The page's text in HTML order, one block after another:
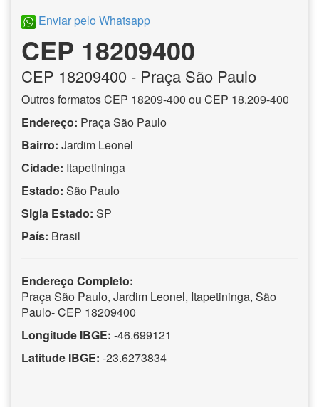
Enviar pelo Whatsapp
CEP 18209400
CEP 18209400 - Praça São Paulo
Outros formatos CEP 18209-400 ou CEP 18.209-400
Endereço: Praça São Paulo
Bairro: Jardim Leonel
Cidade: Itapetininga
Estado: São Paulo
Sigla Estado: SP
País: Brasil
Endereço Completo:
Praça São Paulo, Jardim Leonel, Itapetininga, São
Paulo- CEP 18209400
Longitude IBGE: -46.699121
Latitude IBGE: -23.6273834